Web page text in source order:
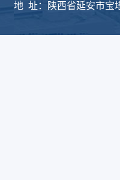
地 址：陕西省延安市宝